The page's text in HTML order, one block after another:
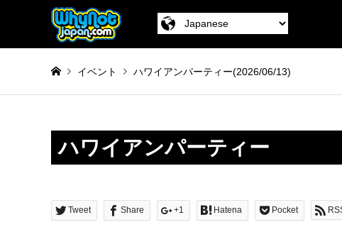
イベント ハワイアンパーティー(2026/06/13)
ハワイアンパーティー
Tweet Share +1 Hatena Pocket